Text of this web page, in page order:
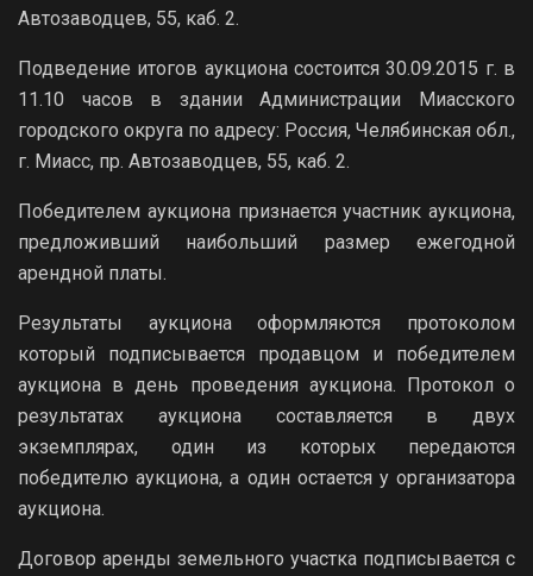
Автозаводцев, 55, каб. 2.
Подведение итогов аукциона состоится 30.09.2015 г. в
11.10 часов в здании Администрации Миасского
городского округа по адресу: Россия, Челябинская обл.,
г. Миасс, пр. Автозаводцев, 55, каб. 2.
Победителем аукциона признается участник аукциона,
предложивший наибольший размер ежегодной
арендной платы.
Результаты аукциона оформляются протоколом
который подписывается продавцом и победителем
аукциона в день проведения аукциона. Протокол о
результатах аукциона составляется в двух
экземплярах, один из которых передаются
победителю аукциона, а один остается у организатора
аукциона.
Договор аренды земельного участка подписывается с